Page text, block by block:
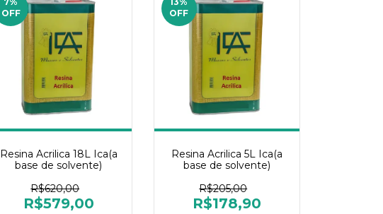
OFF
Resina Acrilica 18L Ica(a
base de solvente)
R$620,00
R$579,00
OFF
Resina Acrilica 5L Ica(a
base de solvente)
R$205,00
R$178,90